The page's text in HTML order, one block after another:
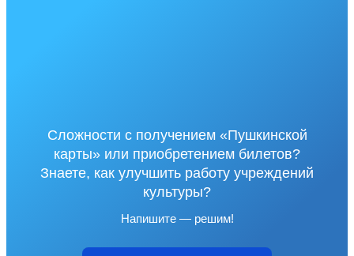
Сложности с получением «Пушкинской
карты» или приобретением билетов?
Знаете, как улучшить работу учреждений
культуры?
Напишите — решим!